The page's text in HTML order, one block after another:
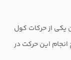
از حرکات کول
این حرکت در